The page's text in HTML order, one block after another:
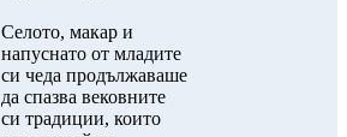
Селото, макар и
напуснато от младите
си чеда продължаваше
да спазва вековните
си традиции, които